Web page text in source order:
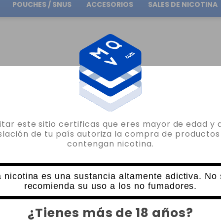
este sitio certificas que eres mayor de edad y
de tu país autoriza la compra de productos
contengan nicotina.
nicotina es una sustancia altamente adictiva. No
recomienda su uso a los no fumadores.
¿Tienes más de 18 años?
Envío gratuitoen pedidos superiores a 30.00€
POUCHES / SNUS ACCESORIOS SALES DE NICOTINA
ELIQUID HANGSEN ATOM APPLE 10ML
HANGSEN
ELIQUID HANGSEN ATOM APPLE 10ML
10 VALORACIONES
3,95€
NICOTINA CANTIDAD
- +